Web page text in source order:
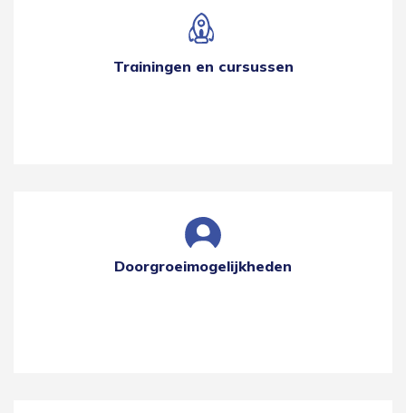
Trainingen en cursussen
Doorgroeimogelijkheden